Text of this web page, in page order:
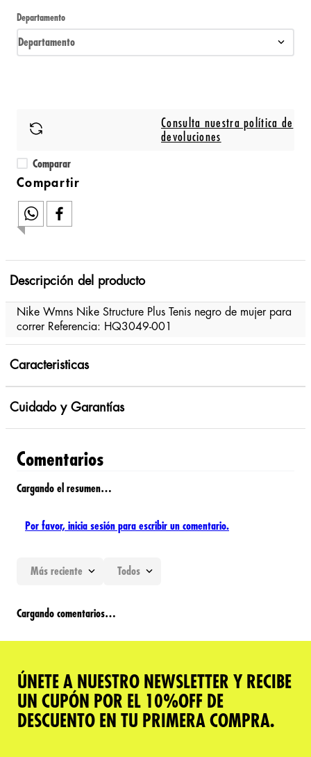
Departamento
Departamento
Consulta nuestra política de
devoluciones
Comparar
Descripción del producto
Nike Wmns Nike Structure Plus Tenis negro de mujer para
correr Referencia: HQ3049-001
Caracteristicas
Cuidado y Garantías
Comentarios
Cargando el resumen…
Por favor, inicia sesión para escribir un comentario.
Más reciente Todos
Cargando comentarios…
ÚNETE A NUESTRO NEWSLETTER Y RECIBE
UN CUPÓN POR EL 10%OFF DE
DESCUENTO EN TU PRIMERA COMPRA.